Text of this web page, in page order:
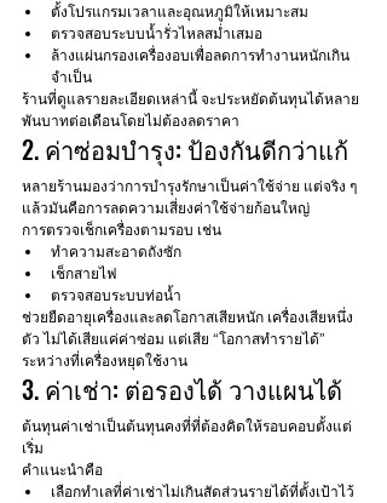
ตั้งโปรแกรมเวลาและอุณหภูมิให้เหมาะสม
ตรวจสอบระบบน้ำรั่วไหลสม่ำเสมอ
ล้างแผ่นกรองเครื่องอบเพื่อลดการทำงานหนักเกิน
จำเป็น
ร้านที่ดูแลรายละเอียดเหล่านี้ จะประหยัดต้นทุนได้หลาย
พันบาทต่อเดือนโดยไม่ต้องลดราคา
2. ค่าซ่อมบำรุง: ป้องกันดีกว่าแก้
หลายร้านมองว่าการบำรุงรักษาเป็นค่าใช้จ่าย แต่จริง ๆ
แล้วมันคือการลดความเสี่ยงค่าใช้จ่ายก้อนใหญ่
การตรวจเช็กเครื่องตามรอบ เช่น
ทำความสะอาดถังซัก
เช็กสายไฟ
ตรวจสอบระบบท่อน้ำ
ช่วยยืดอายุเครื่องและลดโอกาสเสียหนัก เครื่องเสียหนึ่ง
ตัว ไม่ได้เสียแค่ค่าซ่อม แต่เสีย “โอกาสทำรายได้”
ระหว่างที่เครื่องหยุดใช้งาน
3. ค่าเช่า: ต่อรองได้ วางแผนได้
ต้นทุนค่าเช่าเป็นต้นทุนคงที่ที่ต้องคิดให้รอบคอบตั้งแต่
เริ่ม
คำแนะนำคือ
เลือกทำเลที่ค่าเช่าไม่เกินสัดส่วนรายได้ที่ตั้งเป้าไว้